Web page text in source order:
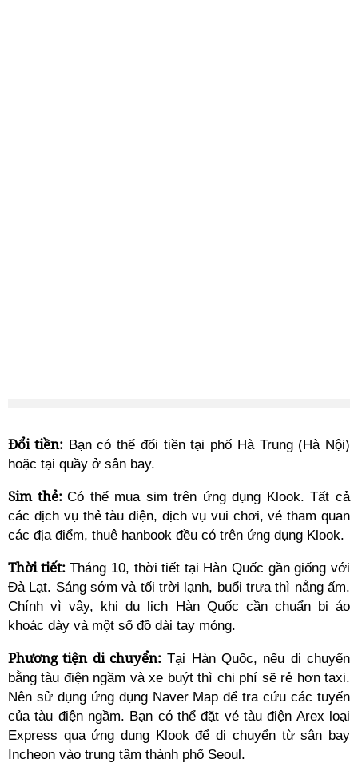
Đổi tiền:Bạn có thể đổi tiền tại phố Hà Trung (Hà Nội)
hoặc tại quầy ở sân bay.
Sim thẻ:Có thể mua sim trên ứng dụng Klook. Tất cả
các dịch vụ thẻ tàu điện, dịch vụ vui chơi, vé tham quan
các địa điểm, thuê hanbook đều có trên ứng dụng Klook.
Thời tiết:Tháng 10, thời tiết tại Hàn Quốc gần giống với
Đà Lạt. Sáng sớm và tối trời lạnh, buổi trưa thì nắng ấm.
Chính vì vậy, khi du lịch Hàn Quốc cần chuẩn bị áo
khoác dày và một số đồ dài tay mỏng.
Phương tiện di chuyển: Tại Hàn Quốc, nếu di chuyển
bằng tàu điện ngầm và xe buýt thì chi phí sẽ rẻ hơn taxi.
Nên sử dụng ứng dụng Naver Map để tra cứu các tuyến
của tàu điện ngầm. Bạn có thể đặt vé tàu điện Arex loại
Express qua ứng dụng Klook để di chuyển từ sân bay
Incheon vào trung tâm thành phố Seoul.